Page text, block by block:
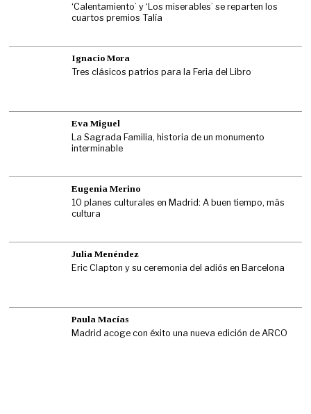
‘Calentamiento’ y ‘Los miserables’ se reparten los
cuartos premios Talía
Ignacio Mora
Tres clásicos patrios para la Feria del Libro
Eva Miguel
La Sagrada Familia, historia de un monumento
interminable
Eugenia Merino
10 planes culturales en Madrid: A buen tiempo, más
cultura
Julia Menéndez
Eric Clapton y su ceremonia del adiós en Barcelona
Paula Macías
Madrid acoge con éxito una nueva edición de ARCO